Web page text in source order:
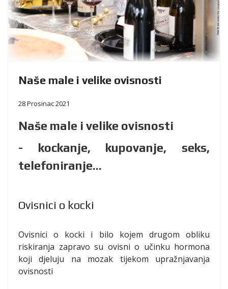
Naše male i velike ovisnosti
28 Prosinac 2021
Naše male i velike ovisnosti
- kockanje, kupovanje, seks,
telefoniranje...
Ovisnici o kocki
Ovisnici o kocki i bilo kojem drugom obliku
riskiranja zapravo su ovisni o učinku hormona
koji djeluju na mozak tijekom upražnjavanja
ovisnosti